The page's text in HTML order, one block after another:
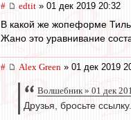
# edtit » 01 дек 2019 20:32
В какой же жопеформе
Жано это уравнивание
# Alex Green » 01 дек 2019
Волшебник » 01 дек
Друзья, бросьте